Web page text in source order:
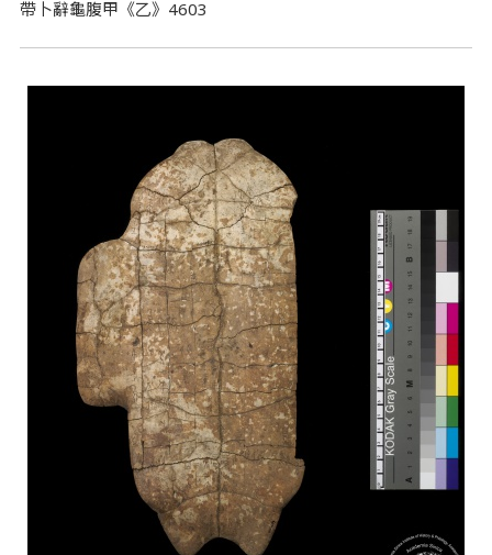
帶卜辭龜腹甲《乙》4603